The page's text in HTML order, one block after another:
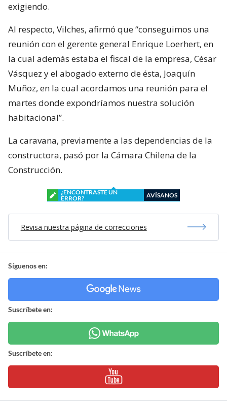
exigiendo.
Al respecto, Vilches, afirmó que “conseguimos una
reunión con el gerente general Enrique Loerhert, en
la cual además estaba el fiscal de la empresa, César
Vásquez y el abogado externo de ésta, Joaquín
Muñoz, en la cual acordamos una reunión para el
martes donde expondríamos nuestra solución
habitacional”.
La caravana, previamente a las dependencias de la
constructora, pasó por la Cámara Chilena de la
Construcción.
¿ENCONTRASTE UN
ERROR?
AVÍSANOS
Revisa nuestra página de correcciones
Síguenos en:
Suscríbete en:
Suscríbete en: